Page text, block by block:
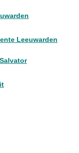
Leeuwarden